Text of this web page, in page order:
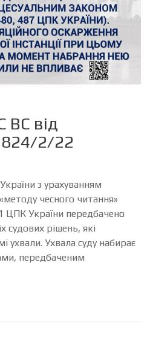
ВС від
2/22
з урахуванням
чесного читання»
ЦПК України передбачено
судових рішень, які
ухвали. Ухвала суду набирає
передбаченим